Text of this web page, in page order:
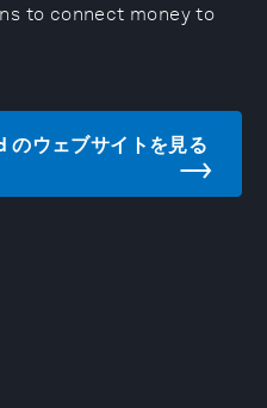
to connect money to
ウェブサイトを見る